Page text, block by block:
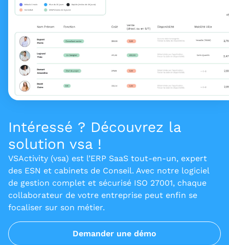
Intéressé ? Découvrez la
solution vsa !
VSActivity (vsa) est l’ERP SaaS tout-en-un, expert
des ESN et cabinets de Conseil. Avec notre logiciel
de gestion complet et sécurisé ISO 27001, chaque
collaborateur de votre entreprise peut enfin se
focaliser sur son métier.
Demander une démo